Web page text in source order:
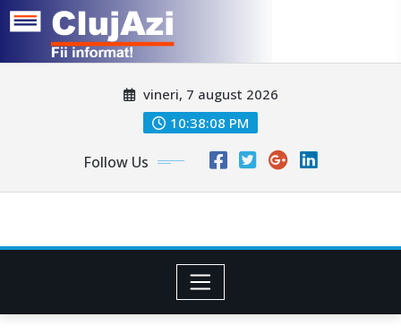
vineri, 7 august 2026
10:38:11 PM
Follow Us